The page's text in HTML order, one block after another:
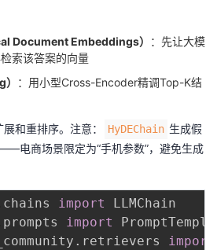
Document Embeddings）
：先让大模
索该答案的向量
：用小型Cross-Encoder精调Top-K结
和重排序。注意： HyDEChain 生成假
电商场景限定为“手机参数”，避免生成
chains import
prompts import
. retrievers import